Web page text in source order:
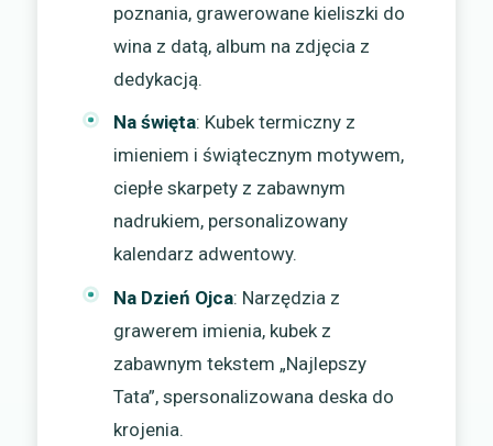
poznania, grawerowane kieliszki do
wina z datą, album na zdjęcia z
dedykacją.
Na święta: Kubek termiczny z
imieniem i świątecznym motywem,
ciepłe skarpety z zabawnym
nadrukiem, personalizowany
kalendarz adwentowy.
Na Dzień Ojca: Narzędzia z
grawerem imienia, kubek z
zabawnym tekstem „Najlepszy
Tata”, spersonalizowana deska do
krojenia.